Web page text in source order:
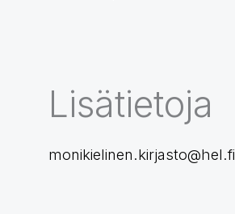
Lisätietoja
monikielinen.kirjasto@hel.fi